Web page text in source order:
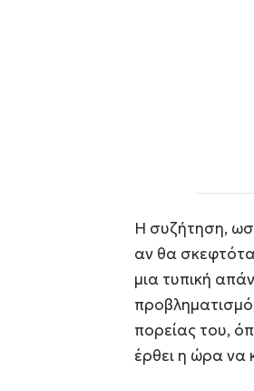
Η συζήτηση,
αν θα
μια τυπική
πορείας του,
έρθει η ώρα να